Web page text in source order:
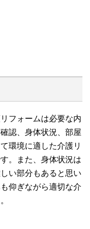
フォームは必要な内
認、身体状況、部屋
環境に適した介護リ
。また、身体状況は
い部分もあると思い
仰ぎながら適切な介